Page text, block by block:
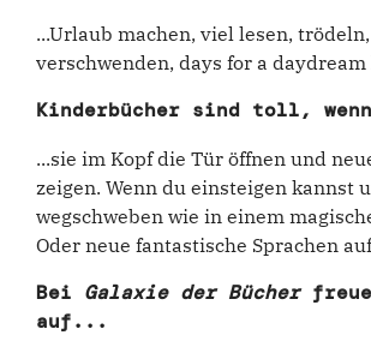
...Urlaub machen, viel lesen,
verschwenden, days for a daydream
Kinderbücher sind toll,
...sie im Kopf die Tür öffnen und
zeigen. Wenn du einsteigen kannst
wegschweben wie in einem
Oder neue fantastische Sprachen
Bei Galaxie der Bücher
auf...